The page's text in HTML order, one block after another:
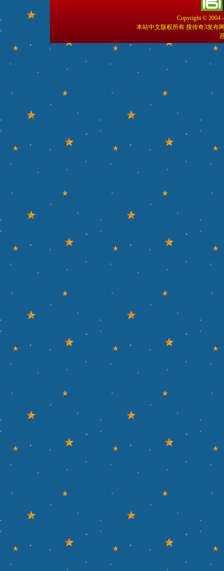
Copyright © 2004
本站中文版权所有 搜传奇3发布